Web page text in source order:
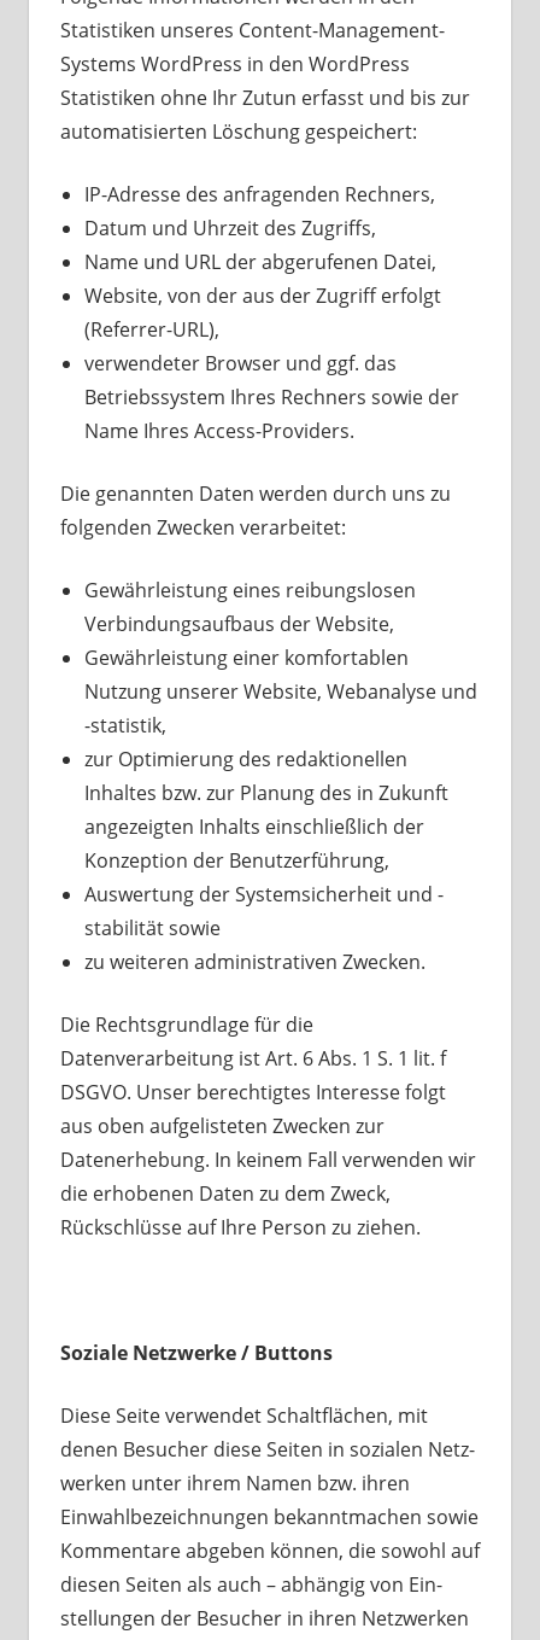
Statistiken unseres Content-Management-
Systems WordPress in den WordPress
Statistiken ohne Ihr Zutun erfasst und bis zur
automatisierten Löschung gespeichert:
IP-Adresse des anfragenden Rechners,
Datum und Uhrzeit des Zugriffs,
Name und URL der abgerufenen Datei,
Website, von der aus der Zugriff erfolgt
(Referrer-URL),
verwendeter Browser und ggf. das
Betriebssystem Ihres Rechners sowie der
Name Ihres Access-Providers.
Die genannten Daten werden durch uns zu
folgenden Zwecken verarbeitet:
Gewährleistung eines reibungslosen
Verbindungsaufbaus der Website,
Gewährleistung einer komfortablen
Nutzung unserer Website, Webanalyse und
-statistik,
zur Optimierung des redaktionellen
Inhaltes bzw. zur Planung des in Zukunft
angezeigten Inhalts einschließlich der
Konzeption der Benutzerführung,
Auswertung der Systemsicherheit und -
stabilität sowie
zu weiteren administrativen Zwecken.
Die Rechtsgrundlage für die
Datenverarbeitung ist Art. 6 Abs. 1 S. 1 lit. f
DSGVO. Unser berechtigtes Interesse folgt
aus oben aufgelisteten Zwecken zur
Datenerhebung. In keinem Fall verwenden wir
die erhobenen Daten zu dem Zweck,
Rückschlüsse auf Ihre Person zu ziehen.
Soziale Netzwerke / Buttons
Diese Seite verwendet Schaltflächen, mit
denen Besucher diese Seiten in sozialen Netz-
werken unter ihrem Namen bzw. ihren
Einwahlbezeichnungen bekanntmachen sowie
Kommentare abgeben können, die sowohl auf
diesen Seiten als auch – abhängig von Ein-
stellungen der Besucher in ihren Netzwerken